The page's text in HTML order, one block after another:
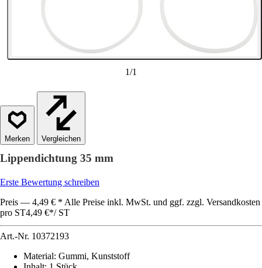
1/1
Vergleichen
Lippendichtung 35 mm
Erste Bewertung schreiben
Preis — 4,49 € * Alle Preise inkl. MwSt. und ggf. zzgl. Versandkosten
pro ST4,49 €*/ ST
Art.-Nr. 10372193
Material: Gummi, Kunststoff